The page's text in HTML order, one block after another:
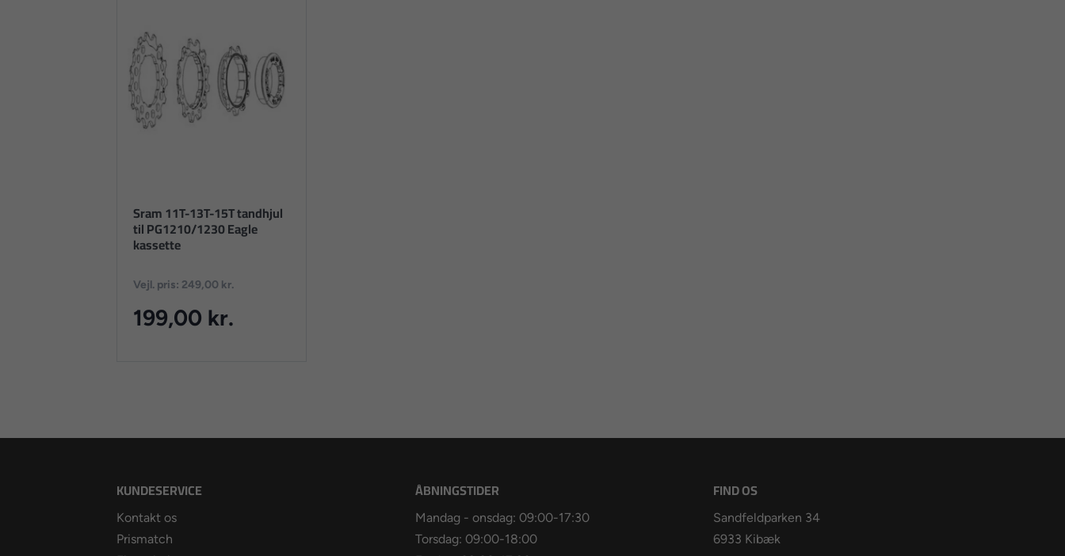
Sram 11T-13T-15T tandhjul
til PG1210/1230 Eagle
kassette
Vejl. pris: 249,00 kr.
199,00 kr.
KUNDESERVICE
Kontakt os
Prismatch
ÅBNINGSTIDER
Mandag - onsdag: 09:00-17:30
Torsdag: 09:00-18:00
FIND OS
Sandfeldparken 34
6933 Kibæk